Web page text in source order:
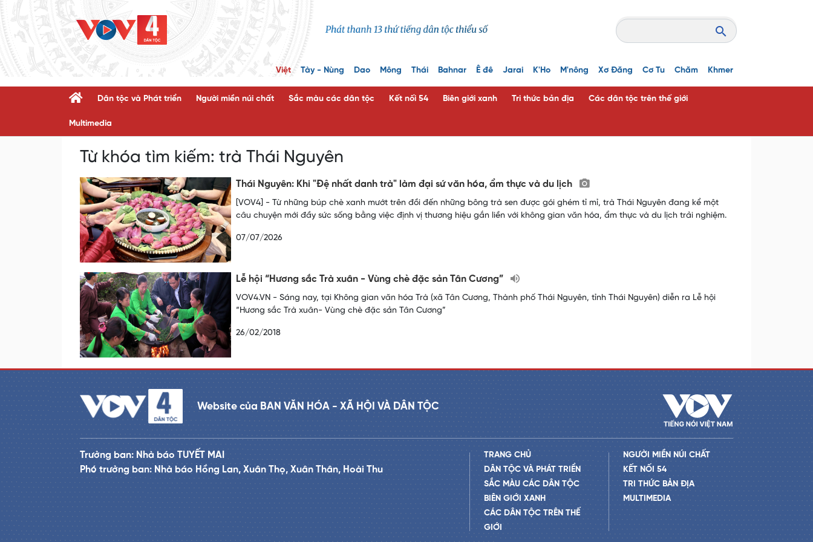
Việt Tày - Nùng Dao Mông Thái Bahnar Ê đê Jarai K'Ho M'nông Xơ Đăng Cơ Tu Chăm Khmer
Dân tộc và Phát triển Người miền núi chất Sắc màu các dân tộc Kết nối 54 Biên giới xanh Tri thức bản địa Các dân tộc trên thế giới
Multimedia
Từ khóa tìm kiếm: trà Thái Nguyên
Thái Nguyên: Khi "Đệ nhất danh trà" làm đại sứ văn hóa, ẩm thực và du lịch
[VOV4] - Từ những búp chè xanh mướt trên đồi đến những bông trà sen được gói ghém tỉ mỉ, trà Thái Nguyên đang kể một
câu chuyện mới đầy sức sống bằng việc định vị thương hiệu gắn liền với không gian văn hóa, ẩm thực và du lịch trải nghiệm.
07/07/2026
Lễ hội “Hương sắc Trà xuân - Vùng chè đặc sản Tân Cương”
VOV4.VN - Sáng nay, tại Không gian văn hóa Trà (xã Tân Cương, Thành phố Thái Nguyên, tỉnh Thái Nguyên) diễn ra Lễ hội
“Hương sắc Trà xuân- Vùng chè đặc sản Tân Cương”
26/02/2018
Website của BAN VĂN HÓA - XÃ HỘI VÀ DÂN TỘC
Trưởng ban: Nhà báo TUYẾT MAI
Phó trưởng ban: Nhà báo Hồng Lan, Xuân Thọ, Xuân Thân, Hoài Thu
TRANG CHỦ
DÂN TỘC VÀ PHÁT TRIỂN
SẮC MÀU CÁC DÂN TỘC
BIÊN GIỚI XANH
CÁC DÂN TỘC TRÊN THẾ
GIỚI
NGƯỜI MIỀN NÚI CHẤT
KẾT NỐI 54
TRI THỨC BẢN ĐỊA
MULTIMEDIA